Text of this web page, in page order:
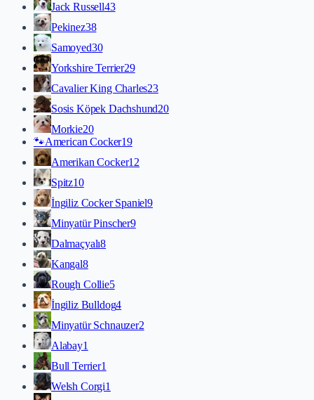
Jack Russell43
Pekinez38
Samoyed30
Yorkshire Terrier29
Cavalier King Charles23
Sosis Köpek Dachshund20
Morkie20
🐾American Cocker19
Amerikan Cocker12
Spitz10
İngiliz Cocker Spaniel9
Minyatür Pinscher9
Dalmaçyalı8
Kangal8
Rough Collie5
İngiliz Bulldog4
Minyatür Schnauzer2
Alabay1
Bull Terrier1
Welsh Corgi1